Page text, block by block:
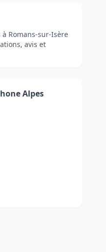
Romans-sur-Isère
avis et
Alpes